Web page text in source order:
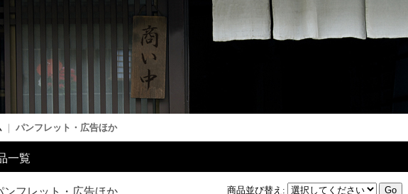
パンフレット・広告ほか
一覧
ンフレット・広告ほか 商品並び替え :